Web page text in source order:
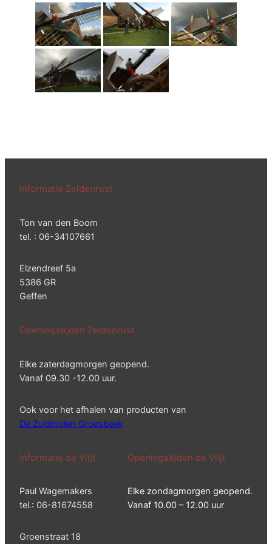
Informatie Zeldenrust
Ton van den Boom
tel. : 06-34107661
Elzendreef 5a
5386 GR
Geffen
Openingstijden Zeldenrust
Elke zaterdagmorgen geopend.
Vanaf 09.30 -12.00 uur.
Ook voor het afhalen van producten van
De Zuidmolen Groesbeek
Informatie de Vlijt
Paul Wagemakers
tel.: 06-81674558
Groenstraat 18
Openingstijden de Vlijt
Elke zondagmorgen geopend.
Vanaf 10.00 – 12.00 uur